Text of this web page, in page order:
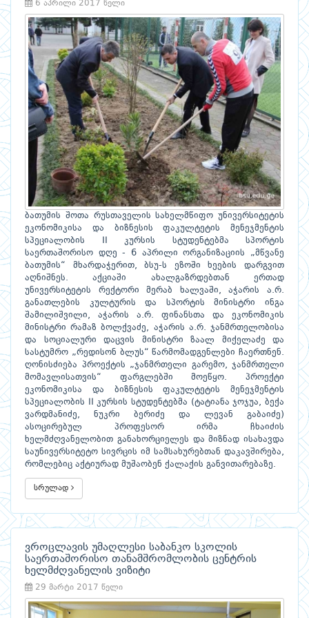
6 აპრილი 2017 წელი
ბათუმის შოთა რუსთაველის სახელმწიფო უნივერსიტეტის
ეკონომიკისა და ბიზნესის ფაკულტეტის მენეჯმენტის
სპეციალობის II კურსის სტუდენტებმა სპორტის
საერთაშორისო დღე - 6 აპრილი ორგანიზაციის „მწვანე
ბათუმის“ მხარდაჭერით, ბსუ-ს ეზოში ხეების დარგვით
აღნიშნეს. აქციაში ახალგაზრდებთან ერთად
უნივერსიტეტის რექტორი მერაბ ხალვაში, აჭარის ა.რ.
განათლების კულტურის და სპორტის მინისტრი ინგა
შამილიშვილი, აჭარის ა.რ. ფინანსთა და ეკონომიკის
მინისტრი რამაზ ბოლქვაძე, აჭარის ა.რ. ჯანმრთელობისა
და სოციალური დაცვის მინისტრი ზაალ მიქელაძე და
სასტუმრო „რედისონ ბლუს“ წარმომადგენლები ჩაერთნენ.
ღონისძიება პროექტის „ჯანმრთელი გარემო, ჯანმრთელი
მომავლისათვის“ ფარგლებში მოეწყო. პროექტი
ეკონომიკისა და ბიზნესის ფაკულტეტის მენეჯმენტის
სპეციალობის II კურსის სტუდენტებმა (ტატიანა ჯოჯუა, ბექა
ვარდმანიძე, ნუკრი ბერიძე და ლევან გაბაიძე)
ასოცირებულ პროფესორ ირმა ჩხაიძის
ხელმძღვანელობით განახორციელეს და მიზნად ისახავდა
საუნივერსიტეტო სივრცის იმ სამსახურებთან დაკავშირება,
რომლებიც აქტიურად მუშაობენ ქალაქის განვითარებაზე.
სრულად
ვროცლავის უმაღლესი საბანკო სკოლის
საერთაშორისო თანამშრომლობის ცენტრის
ხელმძღვანელის ვიზიტი
29 მარტი 2017 წელი